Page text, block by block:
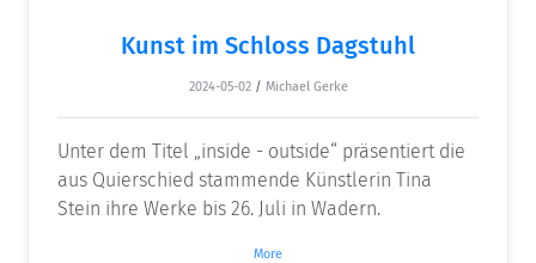
Kunst im Schloss Dagstuhl
2024-05-02 / Michael Gerke
Unter dem Titel „inside - outside“ präsentiert die
aus Quierschied stammende Künstlerin Tina
Stein ihre Werke bis 26. Juli in Wadern.
More